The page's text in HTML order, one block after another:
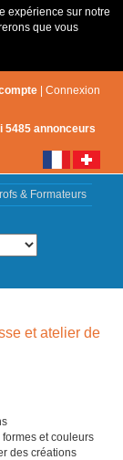
expérience sur notre
que vous
| Connexion
5485 annonceurs
& Formateurs
et atelier de
et couleurs
des créations